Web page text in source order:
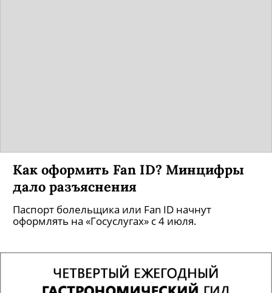
Как оформить Fan ID? Минцифры
дало разъяснения
Паспорт болельщика или Fan ID начнут
оформлять на «Госуслугах» с 4 июля.